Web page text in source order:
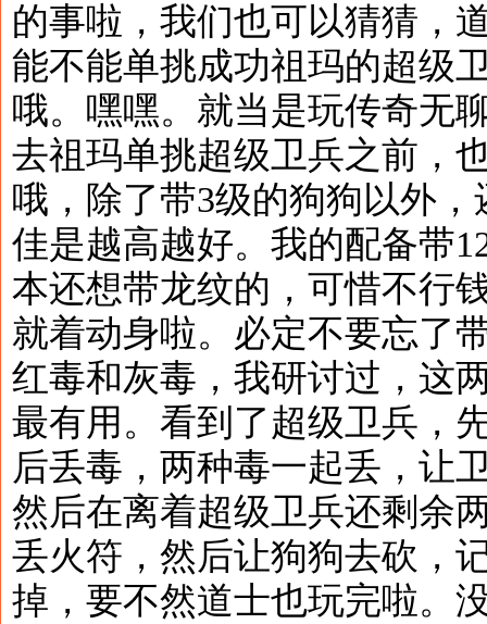
的事啦，我们也可以猜猜，
能不能单挑成功祖玛的超级
哦。嘿嘿。就当是玩传奇无
去祖玛单挑超级卫兵之前，
哦，除了带3级的狗狗以外
佳是越高越好。我的配备带
本还想带龙纹的，可惜不行
就着动身啦。必定不要忘了
红毒和灰毒，我研讨过，这
最有用。看到了超级卫兵，
后丢毒，两种毒一起丢，让
然后在离着超级卫兵还剩余
丢火符，然后让狗狗去砍，
掉，要不然道士也玩完啦。